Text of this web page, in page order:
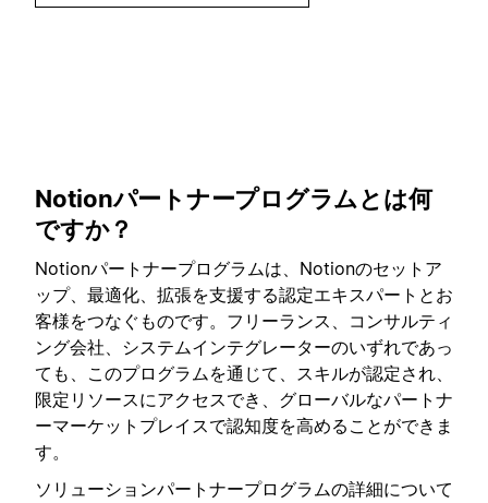
Notionパートナープログラムとは何
ですか？
Notionパートナープログラムは、Notionのセットア
ップ、最適化、拡張を支援する認定エキスパートとお
客様をつなぐものです。フリーランス、コンサルティ
ング会社、システムインテグレーターのいずれであっ
ても、このプログラムを通じて、スキルが認定され、
限定リソースにアクセスでき、グローバルなパートナ
ーマーケットプレイスで認知度を高めることができま
す。
ソリューションパートナープログラムの詳細について